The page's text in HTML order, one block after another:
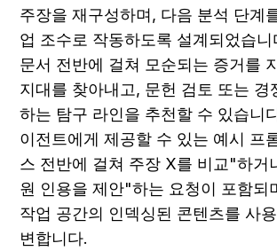
주장을 재구성하며, 다음 분석 단계
업 조수로 작동하도록 설계되었습
문서 전반에 걸쳐 모순되는 증거를
지대를 찾아내고, 문헌 검토 또는 경
하는 탐구 라인을 추천할 수 있습니
이전트에게 제공할 수 있는 예시 프
스 전반에 걸쳐 주장 X를 비교"하거
원 인용을 제안"하는 요청이 포함되
작업 공간의 인덱싱된 콘텐츠를 사
변합니다.